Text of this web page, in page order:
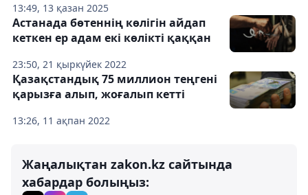
13:49, 13 қазан 2025
23:50, 21 қыркүйек 2022
Астанада бөтеннің көлігін айдап
кеткен ер адам екі көлікті қаққан
13:26, 11 ақпан 2022
Қазақстандық 75 миллион теңгені
қарызға ​алып, жоғалып кетті
Жаңалықтан zakon.kz сайтында
хабардар болыңыз: